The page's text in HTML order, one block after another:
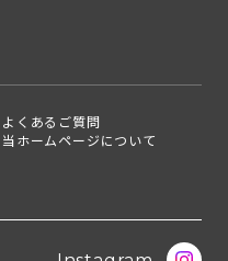
よくあるご質問
当ホームページについて